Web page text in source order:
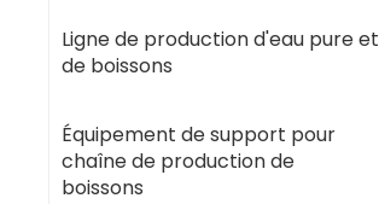
Ligne de production d'eau pure et
de boissons
Équipement de support pour
chaîne de production de
boissons